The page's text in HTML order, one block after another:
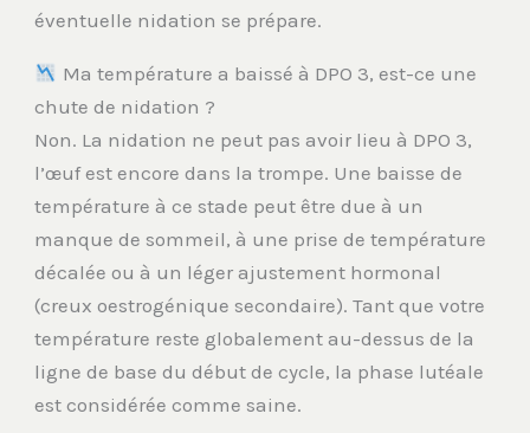
éventuelle nidation se prépare.
Ma température a baissé à DPO 3, est-ce une
chute de nidation ?
Non. La nidation ne peut pas avoir lieu à DPO 3,
l’œuf est encore dans la trompe. Une baisse de
température à ce stade peut être due à un
manque de sommeil, à une prise de température
décalée ou à un léger ajustement hormonal
(creux oestrogénique secondaire). Tant que votre
température reste globalement au-dessus de la
ligne de base du début de cycle, la phase lutéale
est considérée comme saine.